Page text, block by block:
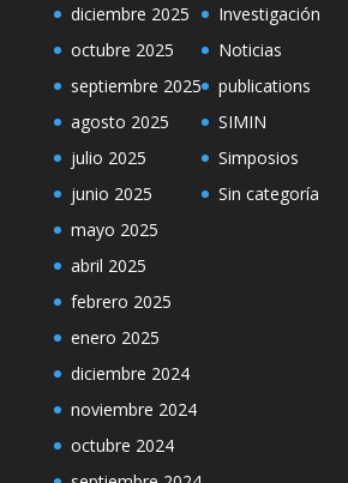
diciembre 2025
octubre 2025
septiembre 2025
agosto 2025
julio 2025
junio 2025
mayo 2025
abril 2025
febrero 2025
enero 2025
diciembre 2024
noviembre 2024
octubre 2024
Investigación
Noticias
publications
SIMIN
Simposios
Sin categoría